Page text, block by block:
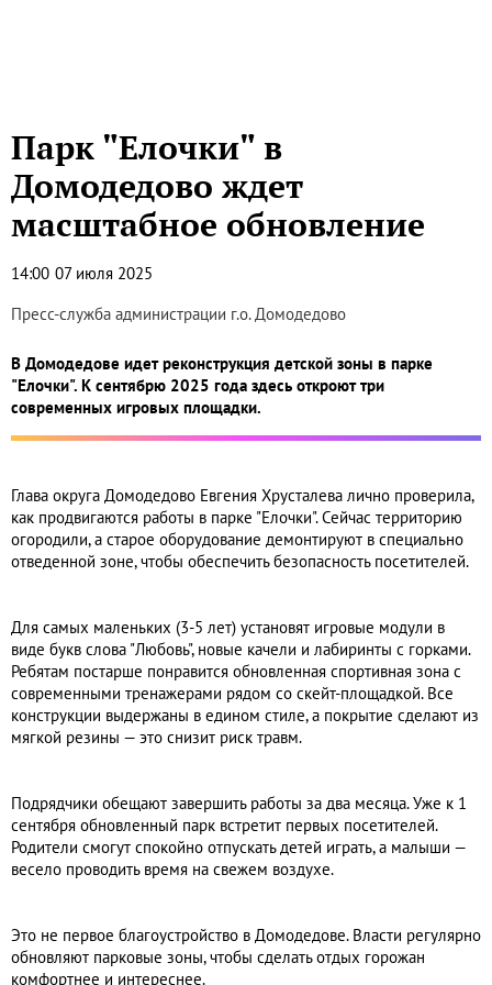
Парк "Елочки" в
Домодедово ждет
масштабное обновление
14:00 07 июля 2025
Пресс-служба администрации г.о. Домодедово
В Домодедове идет реконструкция детской зоны в парке
"Елочки". К сентябрю 2025 года здесь откроют три
современных игровых площадки.
Глава округа Домодедово Евгения Хрусталева лично проверила,
как продвигаются работы в парке "Елочки". Сейчас территорию
огородили, а старое оборудование демонтируют в специально
отведенной зоне, чтобы обеспечить безопасность посетителей.
Для самых маленьких (3-5 лет) установят игровые модули в
виде букв слова "Любовь", новые качели и лабиринты с горками.
Ребятам постарше понравится обновленная спортивная зона с
современными тренажерами рядом со скейт-площадкой. Все
конструкции выдержаны в едином стиле, а покрытие сделают из
мягкой резины — это снизит риск травм.
Подрядчики обещают завершить работы за два месяца. Уже к 1
сентября обновленный парк встретит первых посетителей.
Родители смогут спокойно отпускать детей играть, а малыши —
весело проводить время на свежем воздухе.
Это не первое благоустройство в Домодедове. Власти регулярно
обновляют парковые зоны, чтобы сделать отдых горожан
комфортнее и интереснее.